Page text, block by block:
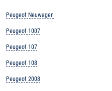
Peugeot Neuwagen
Peugeot 1007
Peugeot 107
Peugeot 108
Peugeot 2008